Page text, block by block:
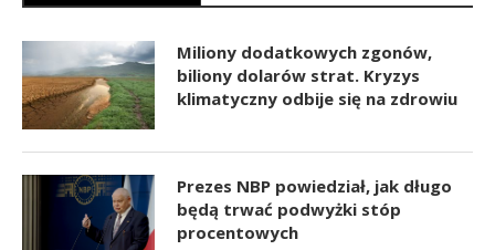
Miliony dodatkowych zgonów,
biliony dolarów strat. Kryzys
klimatyczny odbije się na zdrowiu
Prezes NBP powiedział, jak długo
będą trwać podwyżki stóp
procentowych